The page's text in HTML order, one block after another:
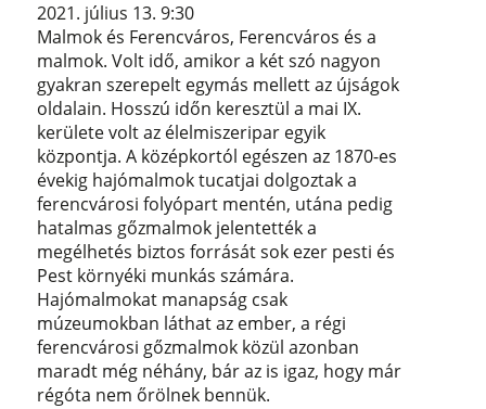
2021. július 13. 9:30
Malmok és Ferencváros, Ferencváros és a
malmok. Volt idő, amikor a két szó nagyon
gyakran szerepelt egymás mellett az újságok
oldalain. Hosszú időn keresztül a mai IX.
kerülete volt az élelmiszeripar egyik
központja. A középkortól egészen az 1870-es
évekig hajómalmok tucatjai dolgoztak a
ferencvárosi folyópart mentén, utána pedig
hatalmas gőzmalmok jelentették a
megélhetés biztos forrását sok ezer pesti és
Pest környéki munkás számára.
Hajómalmokat manapság csak
múzeumokban láthat az ember, a régi
ferencvárosi gőzmalmok közül azonban
maradt még néhány, bár az is igaz, hogy már
régóta nem őrölnek bennük.